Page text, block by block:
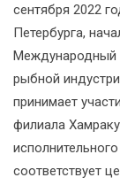
сентября 2022
Петербурга,
Международный
рыбной
принимает
филиала
соответствует